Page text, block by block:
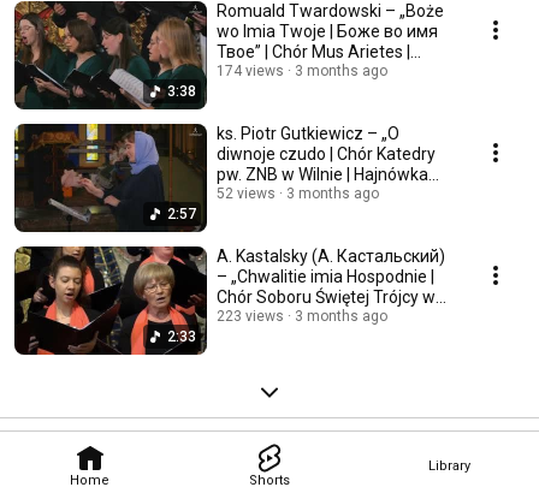
Home Shorts
Library
3:38
Romuald Twardowski – „Boże
wo Imia Twoje | Боже во имя
Твое” | Chór Mus Arietes |
Hajnówka 2025
174 views 3 months ago
2:57
ks. Piotr Gutkiewicz – „O
diwnoje czudo | Chór Katedry
pw. ZNB w Wilnie | Hajnówka
2025
52 views 3 months ago
2:33
A. Kastalsky (А. Кастальский)
– „Chwalitie imia Hospodnie |
Chór Soboru Świętej Trójcy w
Hajnówce
223 views 3 months ago